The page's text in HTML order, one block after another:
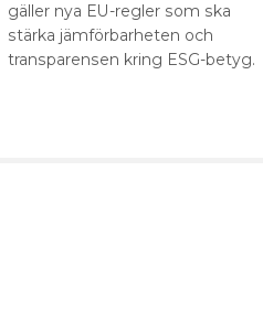
gäller nya EU-regler som ska
stärka jämförbarheten och
transparensen kring ESG-betyg.